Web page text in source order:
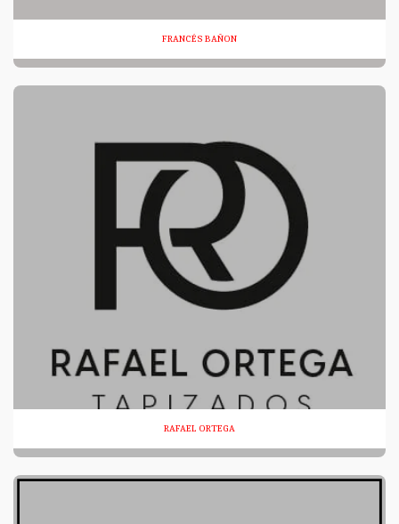
FRANCÉS BAÑON
RAFAEL ORTEGA